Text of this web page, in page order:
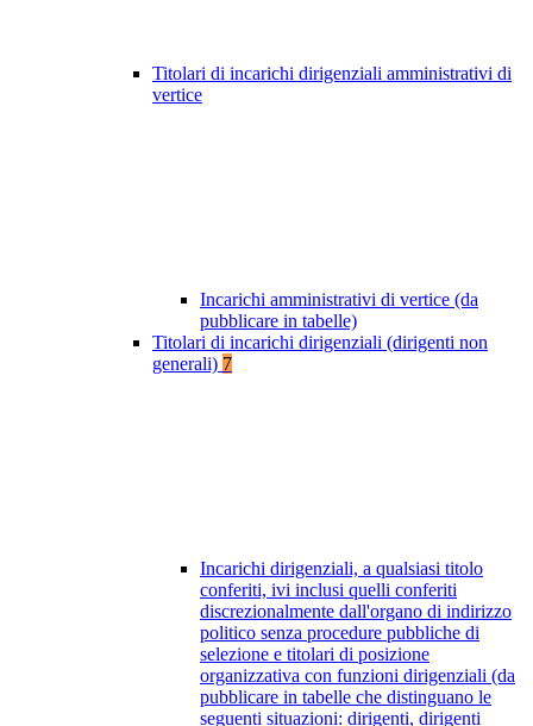
Titolari di incarichi dirigenziali amministrativi di
vertice
Incarichi amministrativi di vertice (da
pubblicare in tabelle)
Titolari di incarichi dirigenziali (dirigenti non
generali) 7
Incarichi dirigenziali, a qualsiasi titolo
conferiti, ivi inclusi quelli conferiti
discrezionalmente dall'organo di indirizzo
politico senza procedure pubbliche di
selezione e titolari di posizione
organizzativa con funzioni dirigenziali (da
pubblicare in tabelle che distinguano le
seguenti situazioni: dirigenti, dirigenti